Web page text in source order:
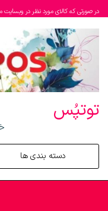
در صورتی که کالای مورد نظر در
توتپُس